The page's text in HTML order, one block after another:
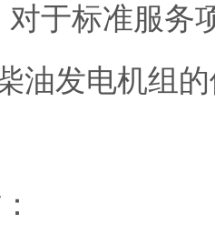
于标准服务
油发电机组